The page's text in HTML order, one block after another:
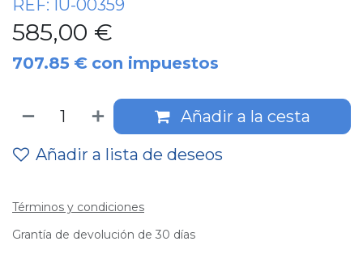
REF: IU-00359
585,00 €
707.85 € con impuestos
Añadir a la cesta
Añadir a lista de deseos
Términos y condiciones
Grantía de devolución de 30 días